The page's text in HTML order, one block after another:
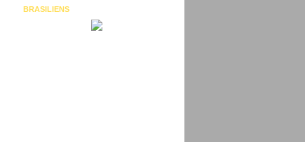
BRASILIENS